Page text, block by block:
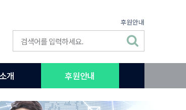
후원안내
개 후원안내